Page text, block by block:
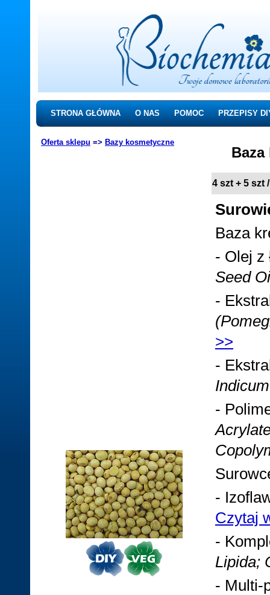
STRONA GŁÓWNA O NAS POMOC PRZEPISY
Oferta sklepu => Bazy kosmetyczne
4 szt + 5 szt
Baza
- Olej z
Seed
-
>>
-
-
-
Czytaj
-
Lipida;
- Multi-